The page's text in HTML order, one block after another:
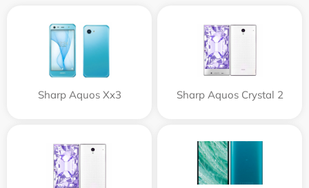
Sharp Aquos Xx3 Sharp Aquos Crystal 2